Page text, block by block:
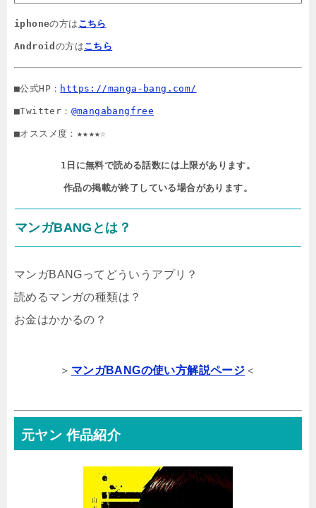
iphoneの方は こちら
Android の方はこちら
■公式HP： https://manga-bang.com/
■Twitter： @mangabangfree
■オススメ度：★★★★☆
1日に無料で読める話数には上限があります。
作品の掲載が終了している場合があります。
マンガBANGとは？
マンガBANGってどういうアプリ？
読めるマンガの種類は？
お金はかかるの？
＞ マンガBANGの使い方解説ページ ＜
元ヤン 作品紹介